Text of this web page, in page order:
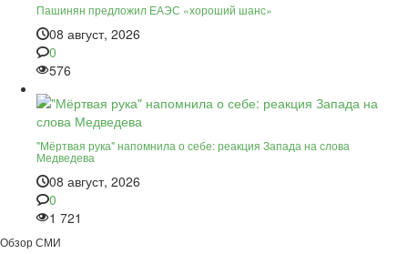
Пашинян предложил ЕАЭС «хороший шанс»
08 август, 2026
0
576
"Мёртвая рука" напомнила о себе: реакция Запада на слова
Медведева
08 август, 2026
0
1 721
Обзор СМИ